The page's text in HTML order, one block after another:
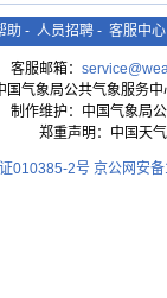
助 - 人员招聘 - 客服中心
客服邮箱：
气象局公共气象服务
制作维护：中国气象局
郑重声明：中国天
010385-2号 京公网安